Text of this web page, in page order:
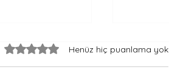
5 üzerinden 0 yıldızHenüz hiç puanlama yok